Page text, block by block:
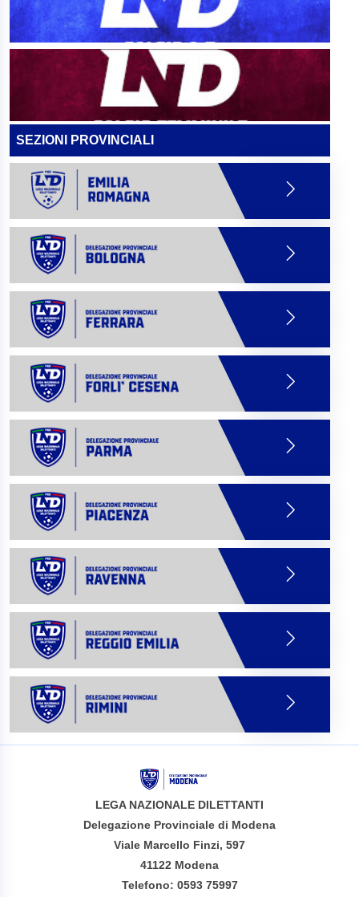
SEZIONI PROVINCIALI
LEGA NAZIONALE DILETTANTI
Delegazione Provinciale di Modena
Viale Marcello Finzi, 597
41122 Modena
Telefono: 0593 75997